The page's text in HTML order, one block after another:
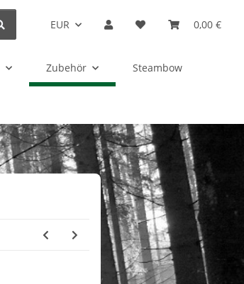
EUR 0,00 €
Zubehör Steambow